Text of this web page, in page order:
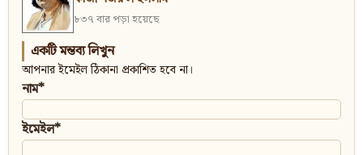
৮৩৭ বার পড়া হয়েছে
একটি মন্তব্য লিখুন
আপনার ইমেইল ঠিকানা প্রকাশিত হবে না।
নাম*
ইমেইল*